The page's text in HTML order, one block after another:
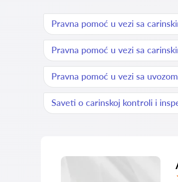
Pravna pomoć u vezi sa
Pravna pomoć u vezi sa
Pravna pomoć u vezi sa
Saveti o carinskoj kontroli i